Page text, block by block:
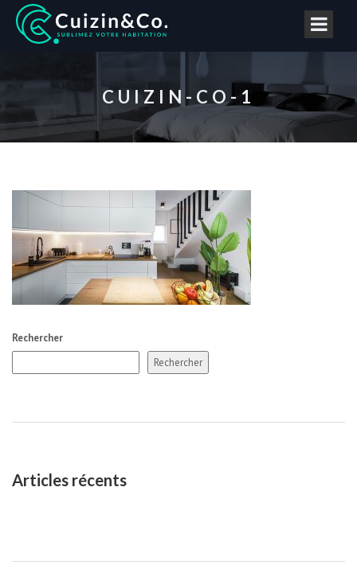
CUIZIN-CO-1
Rechercher
Rechercher
Articles récents